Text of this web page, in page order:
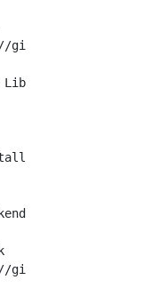
github.com/
\
github.com/